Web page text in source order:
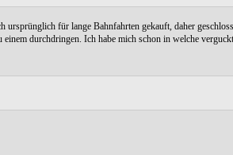
für lange Bahnfahrten gekauft, daher
durchdringen. Ich habe mich schon in welche